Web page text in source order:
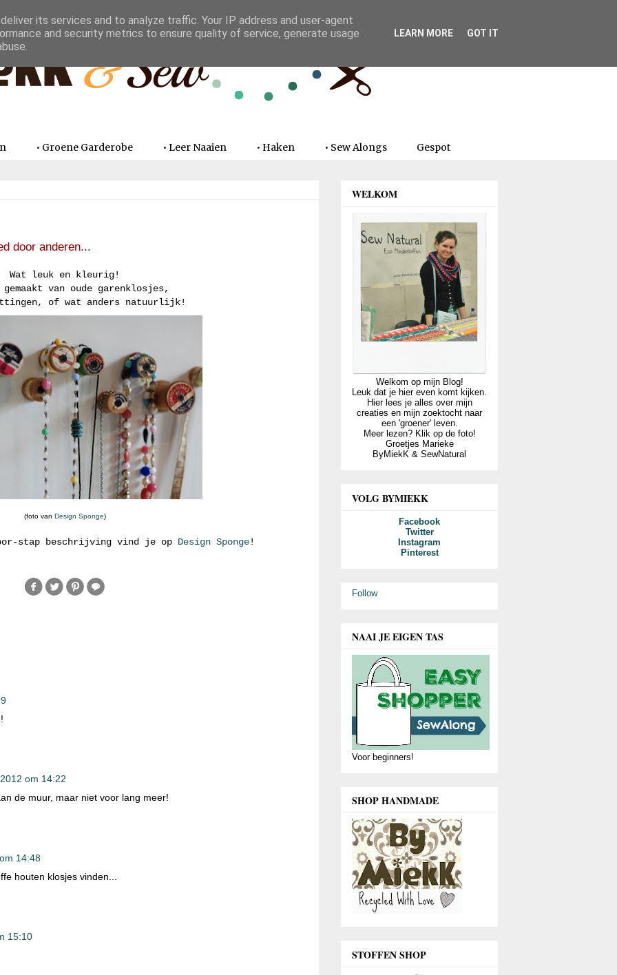
• Groene Garderobe • Leer Naaien • Haken • Sew Alongs Gespot
door anderen...
Wat leuk en kleurig!
gemaakt van oude garenklosjes,
of wat anders natuurlijk!
(foto van Design Sponge)
stap beschrijving vind je op Design Sponge!
om 14:22
de muur, maar niet voor lang meer!
14:48
houten klosjes vinden...
15:10
WELKOM
Welkom op mijn Blog!
Leuk dat je hier even komt kijken.
Hier lees je alles over mijn
creaties en mijn zoektocht naar
een 'groener' leven.
Meer lezen? Klik op de foto!
Groetjes Marieke
ByMiekK & SewNatural
VOLG BYMIEKK
Facebook
Twitter
Instagram
Pinterest
Follow
NAAI JE EIGEN TAS
Voor beginners!
SHOP HANDMADE
STOFFEN SHOP
its services and to analyze traffic. Your IP address and user-agent
and security metrics to ensure quality of service, generate usage
LEARN MORE GOT IT